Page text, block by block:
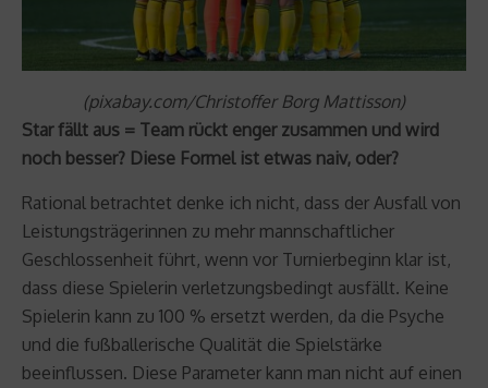
(pixabay.com/Christoffer Borg Mattisson)
Star fällt aus = Team rückt enger zusammen und wird
noch besser? Diese Formel ist etwas naiv, oder?
Rational betrachtet denke ich nicht, dass der Ausfall von
Leistungsträgerinnen zu mehr mannschaftlicher
Geschlossenheit führt, wenn vor Turnierbeginn klar ist,
dass diese Spielerin verletzungsbedingt ausfällt. Keine
Spielerin kann zu 100 % ersetzt werden, da die Psyche
und die fußballerische Qualität die Spielstärke
beeinflussen. Diese Parameter kann man nicht auf einen